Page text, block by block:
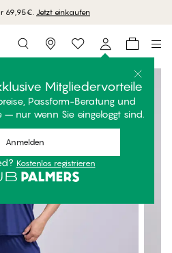
69,95€. Jetzt einkaufen
Storefinder
Mitgliedervorteile
Passform-Beratung und
– nur wenn Sie eingeloggt sind.
Anmelden
Kostenlos registrieren